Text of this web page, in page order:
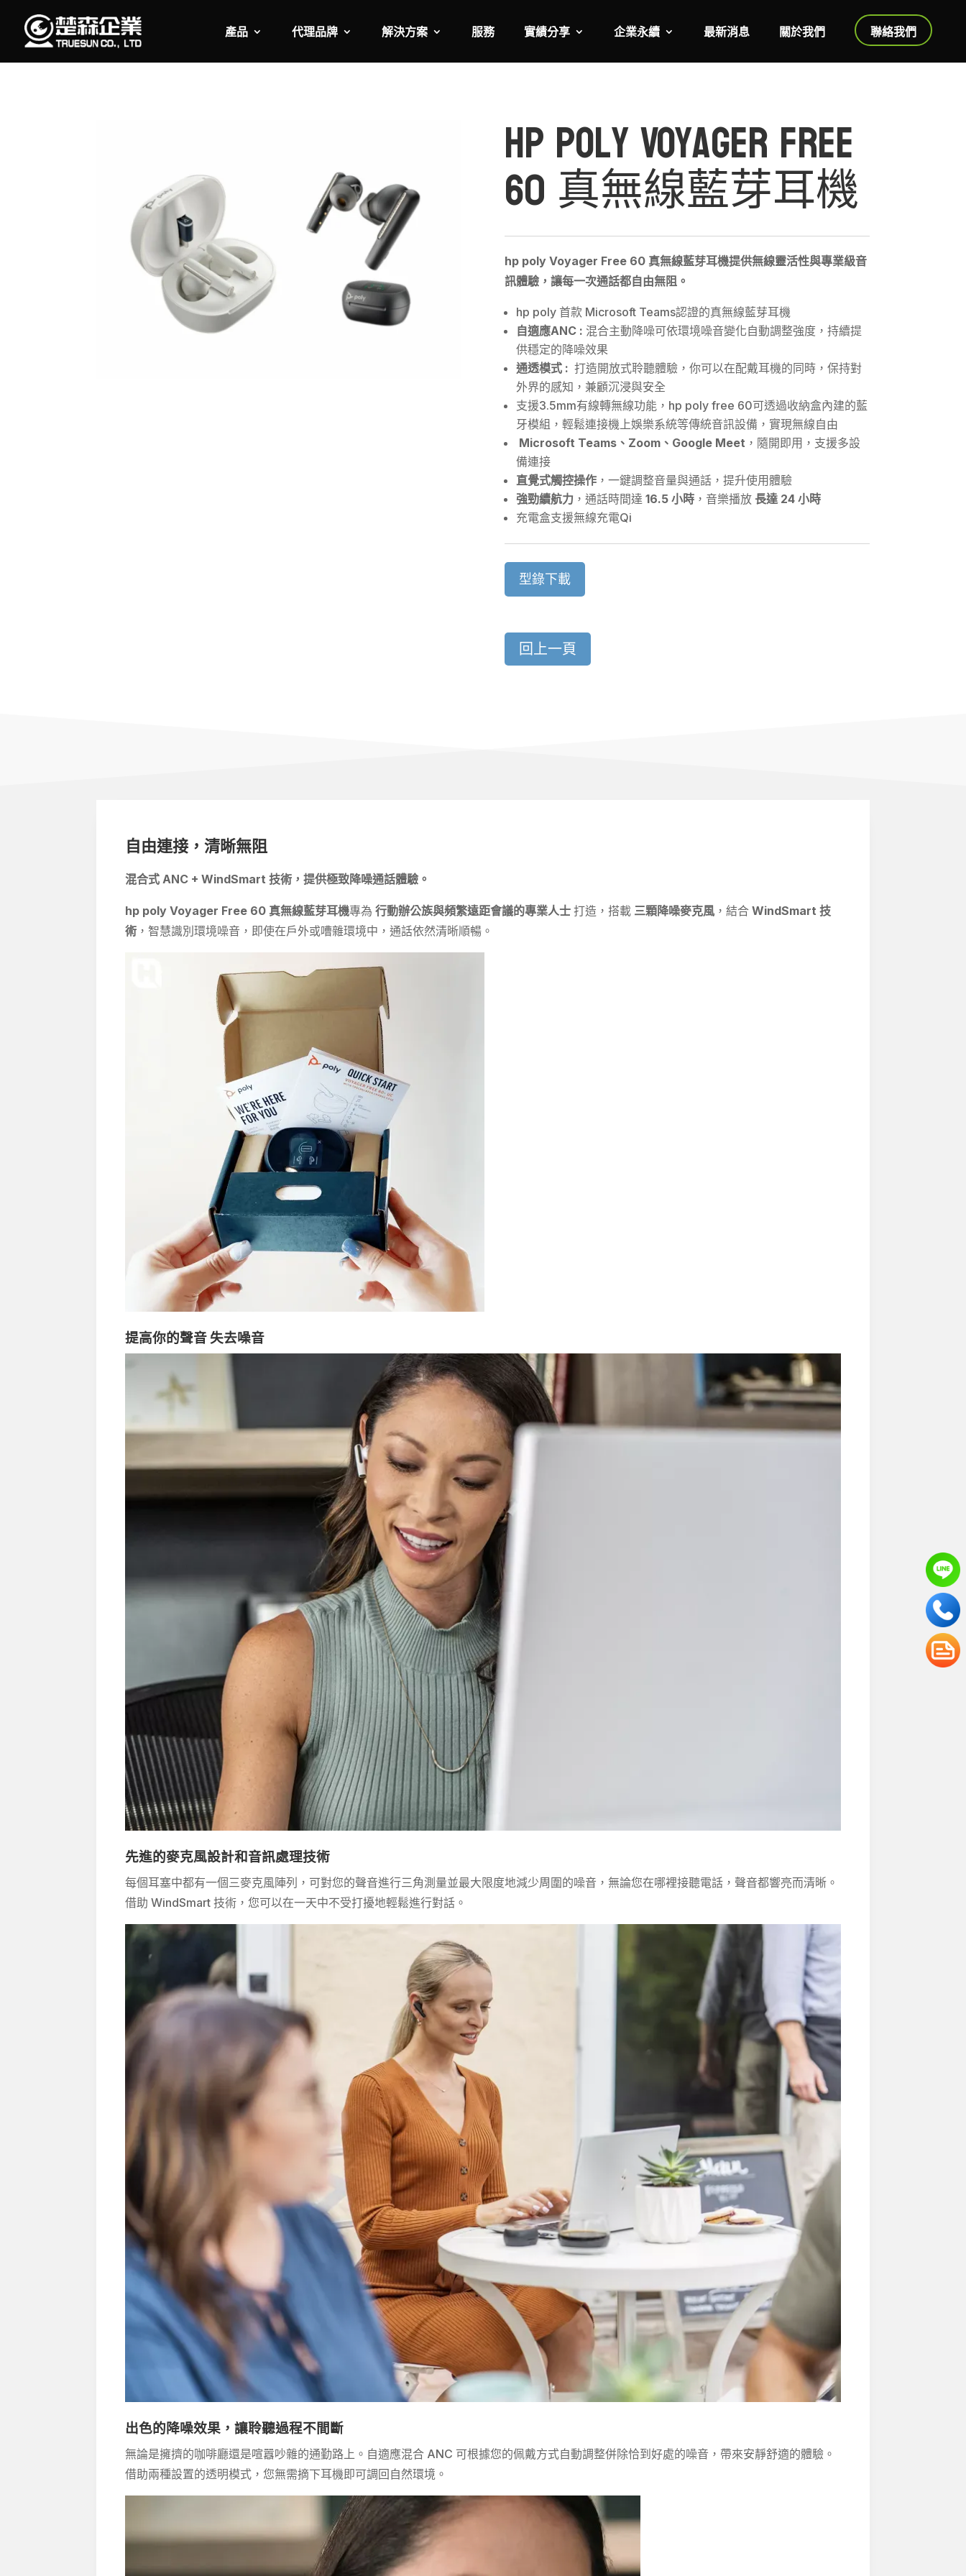
產品 代理品牌 解決方案 服務 實績分享 企業永續 最新消息 關於我們 聯絡我們
HP Poly Voyager Free
60 真無線藍芽耳機
hp poly Voyager Free 60 真無線藍芽耳機提供無線靈活性與專業級音
訊體驗，讓每一次通話都自由無阻。
hp poly 首款 Microsoft Teams認證的真無線藍芽耳機
自適應ANC : 混合主動降噪可依環境噪音變化自動調整強度，持續提
供穩定的降噪效果
通透模式 : 打造開放式聆聽體驗，你可以在配戴耳機的同時，保持對
外界的感知，兼顧沉浸與安全
支援3.5mm有線轉無線功能，hp poly free 60可透過收納盒內建的藍
牙模組，輕鬆連接機上娛樂系統等傳統音訊設備，實現無線自由
Microsoft Teams、 Zoom、 Google Meet ，隨開即用，支援多設
備連接
直覺式觸控操作，一鍵調整音量與通話，提升使用體驗
強勁續航力 ，通話時間達 16.5 小時，音樂播放 長達 24 小時
充電盒支援無線充電Qi
型錄下載
回上一頁
自由連接，清晰無阻
混合式 ANC +WindSmart 技術，提供極致降噪通話體驗。
hp poly Voyager Free 60 真無線藍芽耳機專為行動辦公族與頻繁遠距會議的專業人士 打造，搭載 三顆降噪麥克風 ，結合WindSmart 技
術 ，智慧識別環境噪音，即使在戶外或嘈雜環境中，通話依然清晰順暢。
提高你的聲音 失去噪音
先進的麥克風設計和音訊處理技術
每個耳塞中都有一個三麥克風陣列，可對您的聲音進行三角測量並最大限度地減少周圍的噪音，無論您在哪裡接聽電話，聲音都響亮而清晰。
借助 WindSmart 技術，您可以在一天中不受打擾地輕鬆進行對話。
出色的降噪效果，讓聆聽過程不間斷
無論是擁擠的咖啡廳還是喧囂吵雜的通勤路上。自適應混合 ANC 可根據您的佩戴方式自動調整併除恰到好處的噪音，帶來安靜舒適的體驗。
借助兩種設置的透明模式，您無需摘下耳機即可調回自然環境。